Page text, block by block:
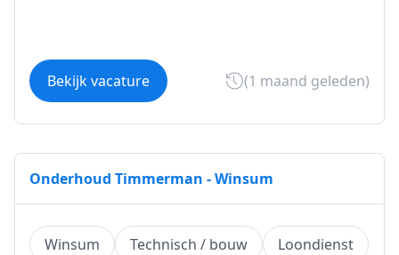
Bekijk vacature (1 maand geleden)
Onderhoud Timmerman - Winsum
Winsum Technisch / bouw
Loondienst